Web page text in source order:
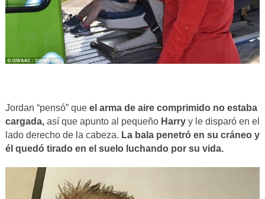
Jordan “pensó” que el arma de aire comprimido no estaba
cargada,así que apunto al pequeño Harryy le disparó en el
lado derecho de la cabeza. La bala penetró en su cráneo y
él quedó tirado en el suelo luchando por su vida.